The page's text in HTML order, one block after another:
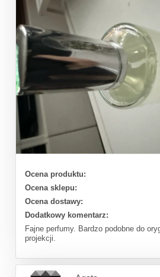
Ocena produktu:
Ocena sklepu:
Ocena dostawy:
Dodatkowy komentarz:
Fajne perfumy. Bardzo podobne do
projekcji.